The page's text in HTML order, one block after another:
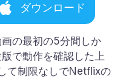
ダウンロード
の最初の5分間しか
で動作を確認した上
て制限なしでNetflixの